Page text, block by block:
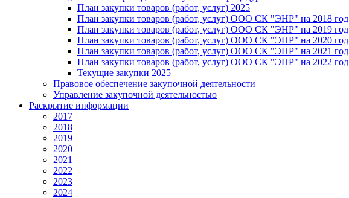
План закупки товаров (работ, услуг) 2025
План закупки товаров (работ, услуг) ООО СК "ЭНР" на 2018 год
План закупки товаров (работ, услуг) ООО СК "ЭНР" на 2019 год
План закупки товаров (работ, услуг) ООО СК "ЭНР" на 2020 год
План закупки товаров (работ, услуг) ООО СК "ЭНР" на 2021 год
План закупки товаров (работ, услуг) ООО СК "ЭНР" на 2022 год
Текущие закупки 2025
Правовое обеспечение закупочной деятельности
Управление закупочной деятельностью
Раскрытие информации
2017
2018
2019
2020
2021
2022
2023
2024